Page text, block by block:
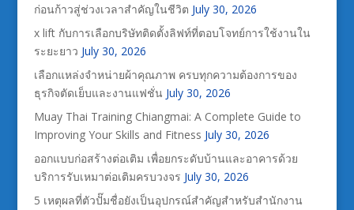
ก่อนก้าวสู่ช่วงเวลาสำคัญในชีวิต July 30, 2026
x lift กับการเลือกบริษัทติดตั้งลิฟท์ที่ตอบโจทย์การใช้งานใน
ระยะยาว July 30, 2026
เลือกแหล่งจำหน่ายผ้าคุณภาพ ครบทุกความต้องการของ
ธุรกิจตัดเย็บและงานแฟชั่น July 30, 2026
Muay Thai Training Chiangmai: A Complete Guide to
Improving Your Skills and Fitness July 30, 2026
ออกแบบก่อสร้างต่อเติม เพื่อยกระดับบ้านและอาคารด้วย
บริการรับเหมาต่อเติมครบวงจร July 30, 2026
5 เหตุผลที่ตัวปั๊มชื่อยังเป็นอุปกรณ์สำคัญสำหรับสำนักงาน